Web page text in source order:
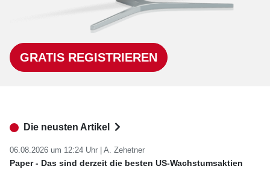
GRATIS REGISTRIEREN
Die neusten Artikel
06.08.2026 um 12:24 Uhr | A. Zehetner
Paper - Das sind derzeit die besten US-Wachstumsaktien